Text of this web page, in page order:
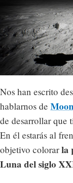
Nos han escrito
hablarnos de
de desarrollar que
En él estarás al
objetivo colorarla
Luna del siglo